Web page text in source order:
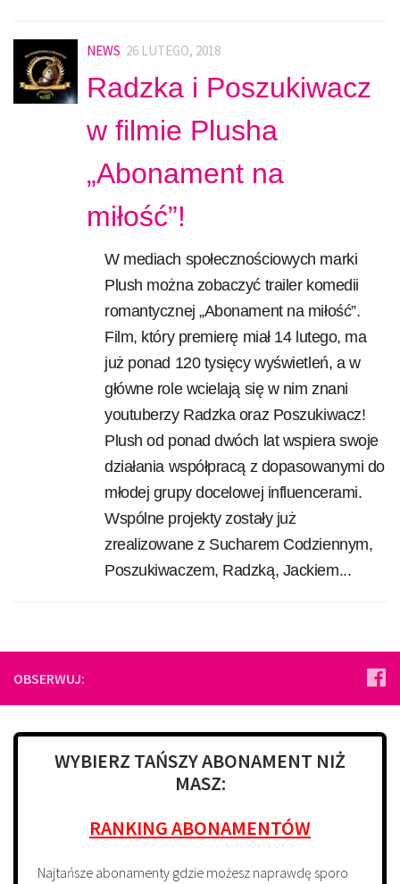
NEWS 26 LUTEGO, 2018
Radzka i Poszukiwacz
w filmie Plusha
„Abonament na
miłość”!
W mediach społecznościowych marki
Plush można zobaczyć trailer komedii
romantycznej „Abonament na miłość”.
Film, który premierę miał 14 lutego, ma
już ponad 120 tysięcy wyświetleń, a w
główne role wcielają się w nim znani
youtuberzy Radzka oraz Poszukiwacz!
Plush od ponad dwóch lat wspiera swoje
działania współpracą z dopasowanymi do
młodej grupy docelowej influencerami.
Wspólne projekty zostały już
zrealizowane z Sucharem Codziennym,
Poszukiwaczem, Radzką, Jackiem...
OBSERWUJ:
WYBIERZ TAŃSZY ABONAMENT NIŻ
MASZ:
RANKING ABONAMENTÓW
Najtańsze abonamenty gdzie możesz naprawdę sporo